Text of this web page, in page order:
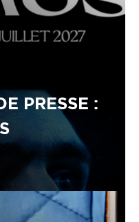
PRESSE :